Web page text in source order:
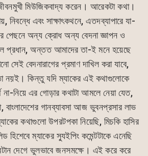
মিউজিকবাদ্য করেন। আরেকটা কথা।
এবং সাক্ষাৎকথনে, এতদব্যাপারে যা-
পেছনে অন্য ক্রোধ অন্য বেদনা জ্ঞাপন ও
প্রধান, অন্তত আমাদের তা-ই মনে হয়েছে
সেই বেদনারাগের প্রমাণ দাখিল করা যাবে,
নয়ই। কিন্তু যদি ম্যাকের এই কথাগুলোকে
নিয়ে এর গোড়ার কথাটা আমলে নেয়া যেত,
বাংলাদেশের গানব্যাবসা আজ ভুবনপ্রসার লাভ
কথাগুলো উপরটপকা নিয়েছি, মিচকি হাসির
হিশেবে ম্যাকের স্যুইপিং কমেন্টটাকে এনেছি
দেগে ভুলভাবে জনসমক্ষে। এই করে করে